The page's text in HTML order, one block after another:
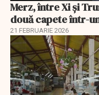
Merz, între Xi și
două capete într-
21 FEBRUARIE 2026